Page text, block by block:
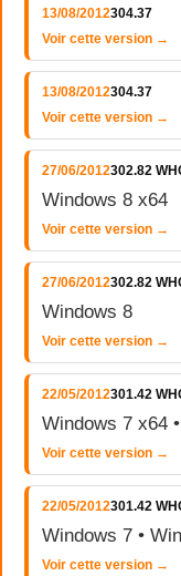
13/08/2012304.37
Voir cette version →
13/08/2012304.37
Voir cette version →
27/06/2012302.82
Windows 8 x64
Voir cette version →
27/06/2012302.82
Windows 8
Voir cette version →
22/05/2012301.42
Windows 7 x64
Voir cette version →
22/05/2012301.42
Windows 7 •
Voir cette version →